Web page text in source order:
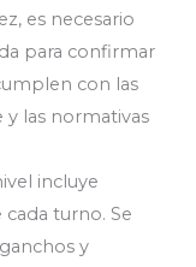
es necesario
para confirmar
con las
y las normativas
incluye
cada turno. Se
y